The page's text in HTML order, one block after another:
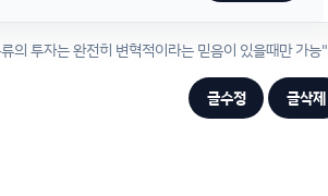
의 투자는 완전히 변혁적이라는 믿음이 있을때만 가능"
글수정 글삭제